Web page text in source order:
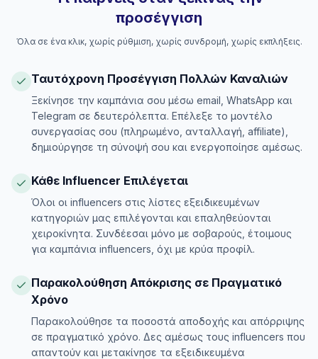
προσέγγιση
Όλα σε ένα κλικ, χωρίς ρύθμιση, χωρίς συνδρομή, χωρίς εκπλήξεις.
Ταυτόχρονη Προσέγγιση Πολλών Καναλιών
Ξεκίνησε την καμπάνια σου μέσω email, WhatsApp και
Telegram σε δευτερόλεπτα. Επέλεξε το μοντέλο
συνεργασίας σου (πληρωμένο, ανταλλαγή, affiliate),
δημιούργησε τη σύνοψή σου και ενεργοποίησε αμέσως.
Κάθε Influencer Επιλέγεται
Όλοι οι influencers στις λίστες εξειδικευμένων
κατηγοριών μας επιλέγονται και επαληθεύονται
χειροκίνητα. Συνδέεσαι μόνο με σοβαρούς, έτοιμους
για καμπάνια influencers, όχι με κρύα προφίλ.
Παρακολούθηση Απόκρισης σε Πραγματικό
Χρόνο
Παρακολούθησε τα ποσοστά αποδοχής και απόρριψης
σε πραγματικό χρόνο. Δες αμέσως τους influencers που
απαντούν και μετακίνησε τα εξειδικευμένα